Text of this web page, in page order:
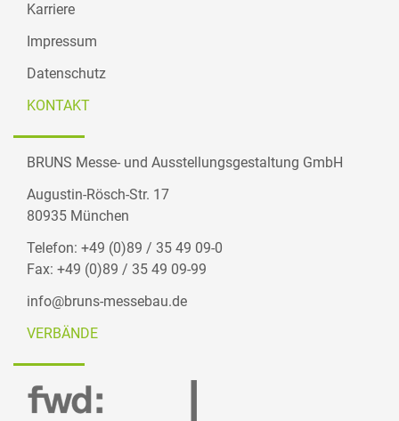
Karriere
Impressum
Datenschutz
KONTAKT
BRUNS Messe- und Ausstellungsgestaltung GmbH
Augustin-Rösch-Str. 17
80935 München
Telefon: +49 (0)89 / 35 49 09-0
Fax: +49 (0)89 / 35 49 09-99
info@bruns-messebau.de
VERBÄNDE